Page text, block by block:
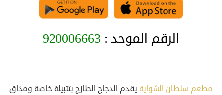
الرقم الموحد : 920006663
مطعم سلطان الشواية يقدم الدجاج الطازج بتتبيلة خاصة ومذاق